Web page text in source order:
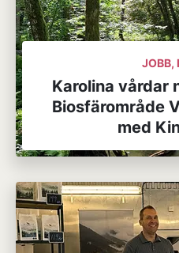
JOBB,
Karolina vårdar
Biosfärområde
med